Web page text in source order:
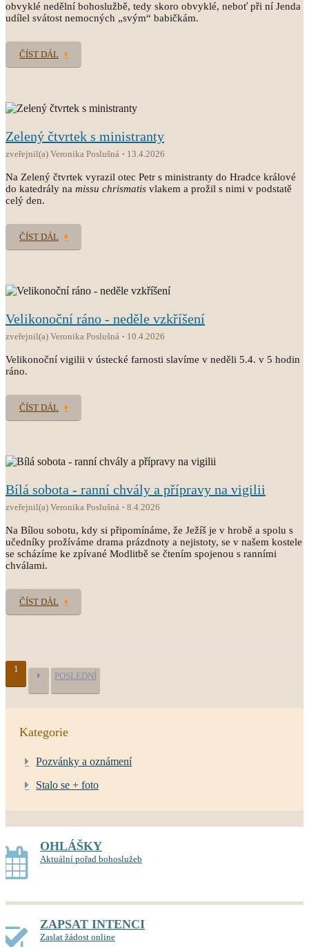
obvyklé nedělní bohoslužbě, tedy skoro obvyklé, neboť při ní Jenda
udílel svátost nemocných „svým“ babičkám.
ČÍST DÁL
Zelený čtvrtek s ministranty
zveřejnil(a) Veronika Poslušná 13.4.2026
Na Zelený čtvrtek vyrazil otec Petr s ministranty do Hradce králové
do katedrály na missu chrismatis vlakem a prožil s nimi v podstatě
celý den.
ČÍST DÁL
Velikonoční ráno - neděle vzkříšení
zveřejnil(a) Veronika Poslušná 10.4.2026
Velikonoční vigilii v ústecké farnosti slavíme v neděli 5.4. v 5 hodin
ráno.
ČÍST DÁL
Bílá sobota - ranní chvály a přípravy na vigilii
zveřejnil(a) Veronika Poslušná 8.4.2026
Na Bílou sobotu, kdy si připomínáme, že Ježíš je v hrobě a spolu s
učedníky prožíváme drama prázdnoty a nejistoty, se v našem kostele
se scházíme ke zpívané Modlitbě se čtením spojenou s ranními
chválami.
ČÍST DÁL
1
POSLEDNÍ
Kategorie
Pozvánky a oznámení
Stalo se + foto
OHLÁŠKY
Aktuální pořad bohoslužeb
ZAPSAT INTENCI
Zaslat žádost online